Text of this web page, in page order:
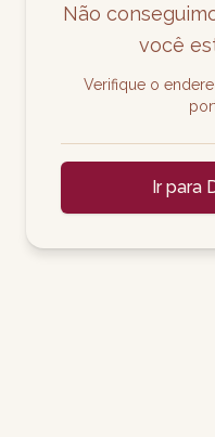
Não
você
Verifique o
Ir para